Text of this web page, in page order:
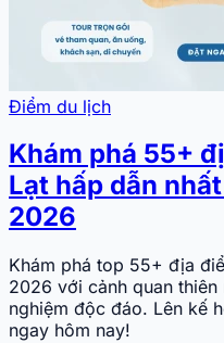
Điểm du lịch
Khám phá 55+
Lạt hấp dẫn
2026
Khám phá top 55+ địa
2026 với cảnh quan
nghiệm độc đáo. Lên kế
ngay hôm nay!